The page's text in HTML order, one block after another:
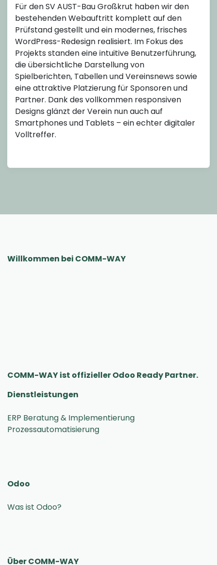
Für den SV AUST-Bau Großkrut haben wir den
bestehenden Webauftritt komplett auf den
Prüfstand gestellt und ein modernes, frisches
WordPress-Redesign realisiert. Im Fokus des
Projekts standen eine intuitive Benutzerführung,
die übersichtliche Darstellung von
Spielberichten, Tabellen und Vereinsnews sowie
eine attraktive Platzierung für Sponsoren und
Partner. Dank des vollkommen responsiven
Designs glänzt der Verein nun auch auf
Smartphones und Tablets – ein echter digitaler
Volltreffer.
Willkommen bei COMM-WAY
COMM-WAY ist offizieller Odoo Ready Partner.
Dienstleistungen
ERP Beratung & Implementierung
Odoo
Was ist Odoo?
Über COMM-WAY